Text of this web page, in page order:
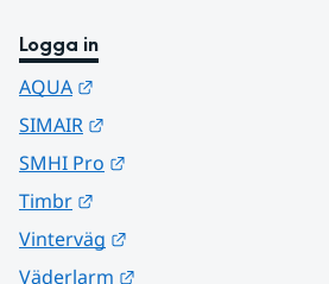
Logga in
AQUA
SIMAIR
SMHI Pro
Timbr
Vinterväg
Väderlarm